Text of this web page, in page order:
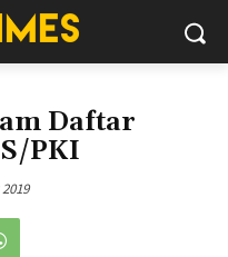
Daftar
PKI